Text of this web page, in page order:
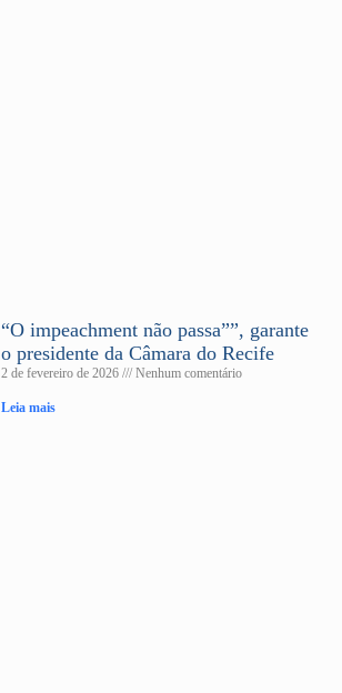
“O impeachment não passa””, garante
o presidente da Câmara do Recife
2 de fevereiro de 2026 Nenhum comentário
Leia mais